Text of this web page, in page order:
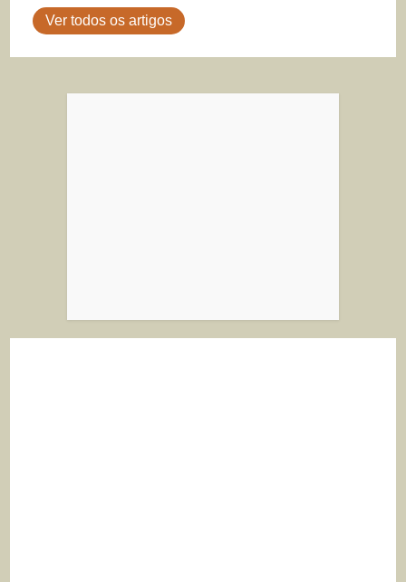
Ver todos os artigos